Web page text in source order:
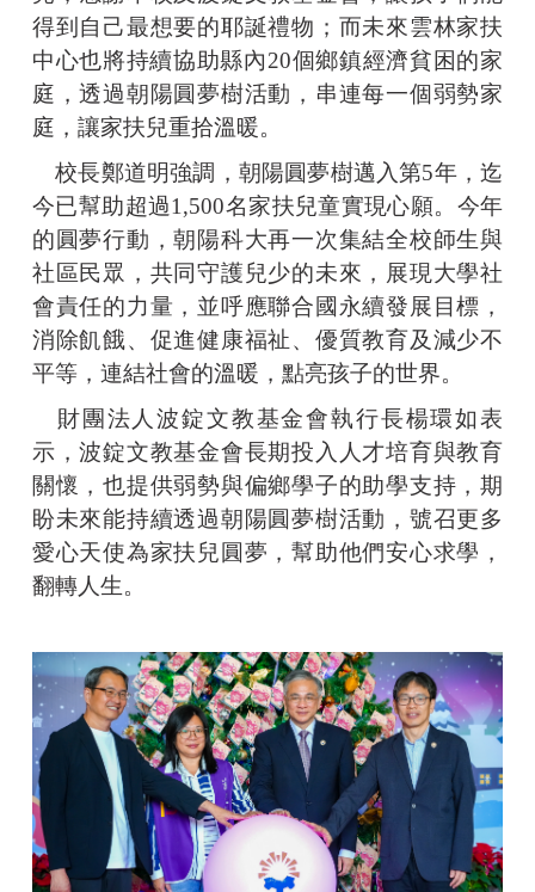
得到自己最想要的耶誕禮物；而未來雲林家扶
中心也將持續協助縣內20個鄉鎮經濟貧困的家
庭，透過朝陽圓夢樹活動，串連每一個弱勢家
庭，讓家扶兒重拾溫暖。
校長鄭道明強調，朝陽圓夢樹邁入第5年，迄
今已幫助超過1,500名家扶兒童實現心願。今年
的圓夢行動，朝陽科大再一次集結全校師生與
社區民眾，共同守護兒少的未來，展現大學社
會責任的力量，並呼應聯合國永續發展目標，
消除飢餓、促進健康福祉、優質教育及減少不
平等，連結社會的溫暖，點亮孩子的世界。
財團法人波錠文教基金會執行長楊環如表
示，波錠文教基金會長期投入人才培育與教育
關懷，也提供弱勢與偏鄉學子的助學支持，期
盼未來能持續透過朝陽圓夢樹活動，號召更多
愛心天使為家扶兒圓夢，幫助他們安心求學，
翻轉人生。